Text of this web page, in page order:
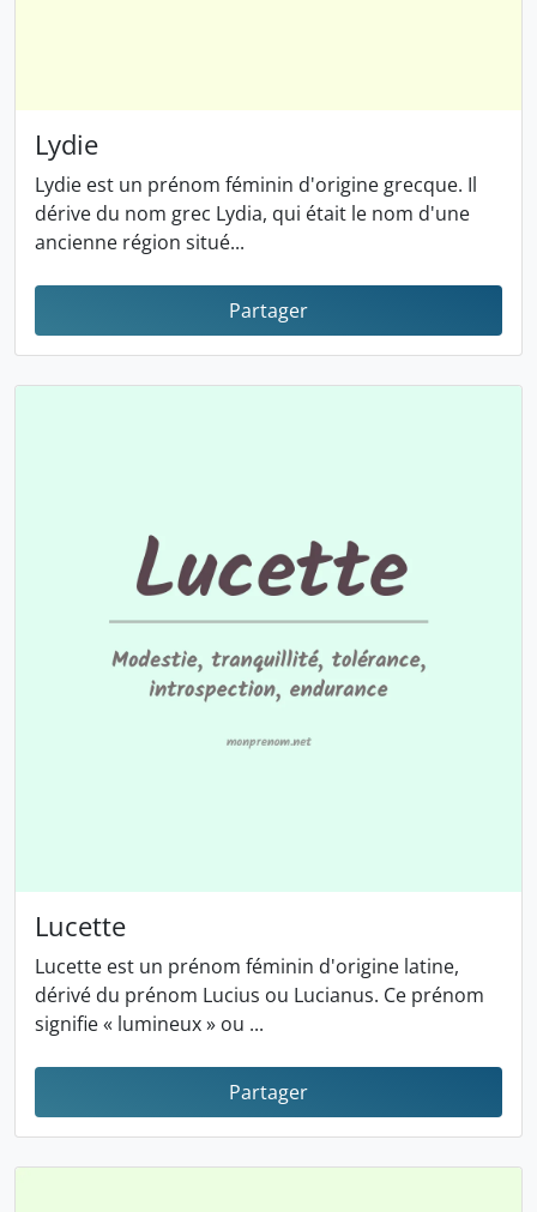
Lydie
Lydie est un prénom féminin d'origine grecque. Il
dérive du nom grec Lydia, qui était le nom d'une
ancienne région situé...
Partager
Lucette
Lucette est un prénom féminin d'origine latine,
dérivé du prénom Lucius ou Lucianus. Ce prénom
signifie « lumineux » ou ...
Partager